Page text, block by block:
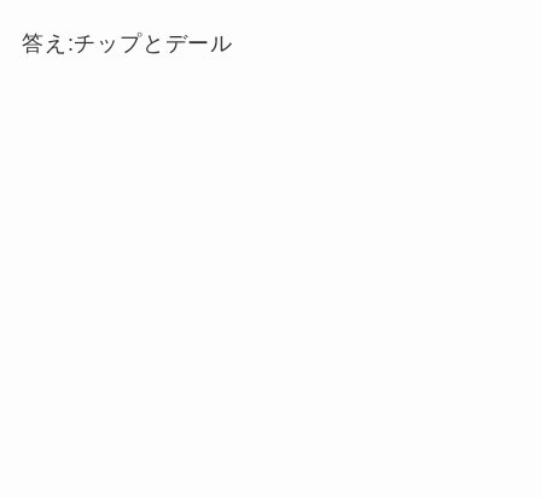
答え:チップとデール